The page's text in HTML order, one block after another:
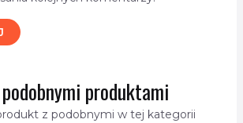
produktami
z podobnymi w tej kategorii